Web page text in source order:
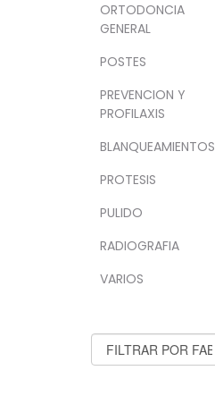
ORTODONCIA
GENERAL
POSTES
PREVENCION Y
PROFILAXIS
BLANQUEAMIENTOS
PROTESIS
PULIDO
RADIOGRAFIA
VARIOS